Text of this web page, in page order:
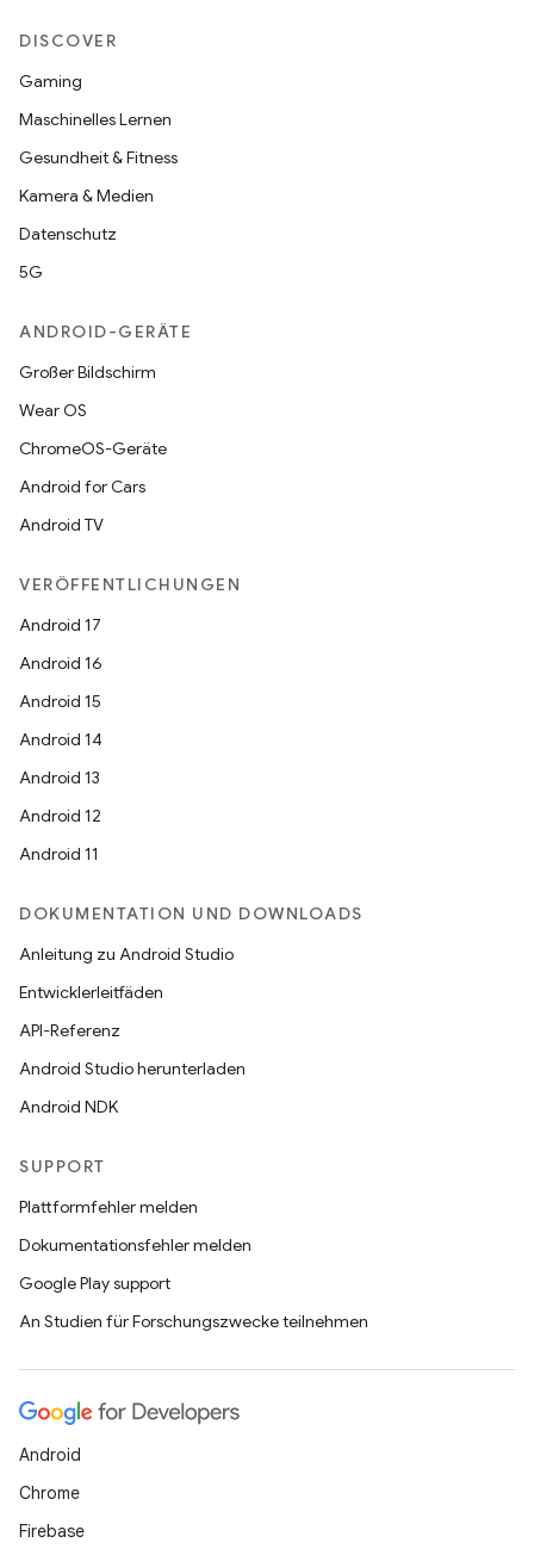
DISCOVER
Gaming
Maschinelles Lernen
Gesundheit & Fitness
Kamera & Medien
Datenschutz
5G
ANDROID-GERÄTE
Großer Bildschirm
Wear OS
ChromeOS-Geräte
Android for Cars
Android TV
VERÖFFENTLICHUNGEN
Android 17
Android 16
Android 15
Android 14
Android 13
Android 12
Android 11
DOKUMENTATION UND DOWNLOADS
Anleitung zu Android Studio
Entwicklerleitfäden
API-Referenz
Android Studio herunterladen
Android NDK
SUPPORT
Plattformfehler melden
Dokumentationsfehler melden
Google Play support
An Studien für Forschungszwecke teilnehmen
Android
Chrome
Firebase